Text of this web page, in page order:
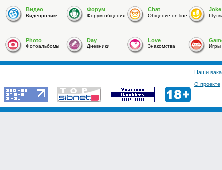
Видео
Видеоролики
Форум
Форум общения
Chat
Общение on-line
Joke
Photo
Фотоальбомы
Day
Дневники
Love
Знакомства Игры
Наши
О проекте